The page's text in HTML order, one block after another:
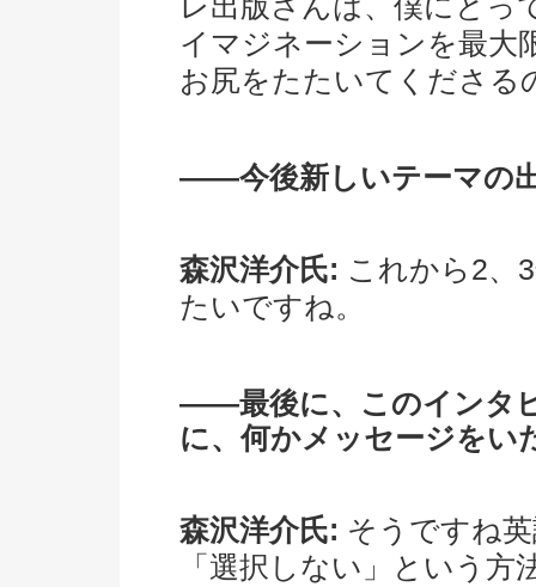
レ出版さんは、僕にとっ
イマジネーションを最大
お尻をたたいてくださる
――今後新しいテーマの
森沢洋介氏: これから2、
たいですね。
――最後に、このインタ
に、何かメッセージをい
森沢洋介氏: そうですね
「選択しない」という